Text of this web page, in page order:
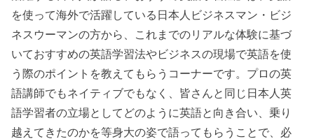
を使って海外で活躍している日本人ビジネスマン・ビジ
ネスウーマンの方から、これまでのリアルな体験に基づ
いておすすめの英語学習法やビジネスの現場で英語を使
う際のポイントを教えてもらうコーナーです。プロの英
語講師でもネイティブでもなく、皆さんと同じ日本人英
語学習者の立場としてどのように英語と向き合い、乗り
越えてきたのかを等身大の姿で語ってもらうことで、必